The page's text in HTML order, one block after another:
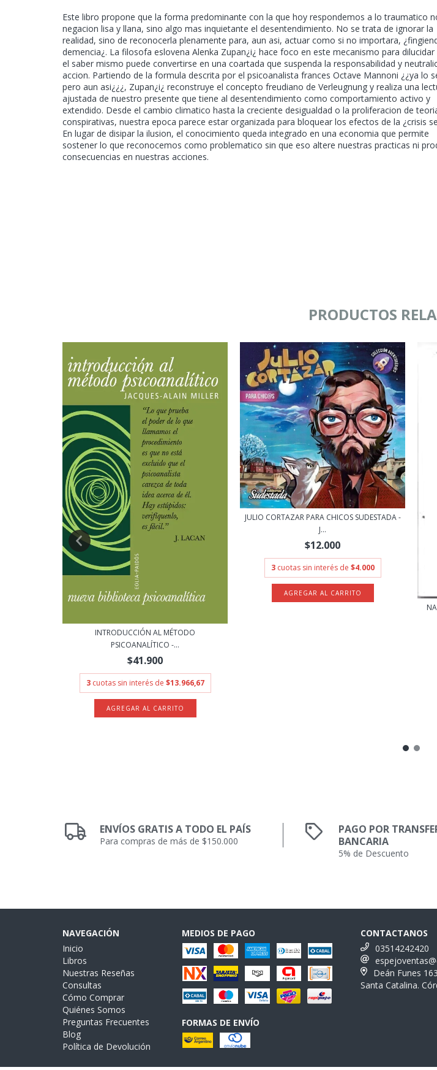
Este libro propone que la forma predominante con la que hoy respondemos a lo traumatico
negacion lisa y llana, sino algo mas inquietante el desentendimiento. No se trata de ignorar la
realidad, sino de reconocerla plenamente para, aun asi, actuar como si no importara,
demencia¿. La filosofa eslovena Alenka Zupan¿i¿ hace foco en este mecanismo para
el saber mismo puede convertirse en una coartada que suspenda la responsabilidad y
accion. Partiendo de la formula descrita por el psicoanalista frances Octave Mannoni ¿¿ya lo
pero aun asi¿¿¿, Zupan¿i¿ reconstruye el concepto freudiano de Verleugnung y realiza una
ajustada de nuestro presente que tiene al desentendimiento como comportamiento activo y
extendido. Desde el cambio climatico hasta la creciente desigualdad o la proliferacion de
conspirativas, nuestra epoca parece estar organizada para bloquear los efectos de la ¿crisis
En lugar de disipar la ilusion, el conocimiento queda integrado en una economia que permite
sostener lo que reconocemos como problematico sin que eso altere nuestras practicas ni
consecuencias en nuestras acciones.
PRODUCTOS
INTRODUCCIÓN AL MÉTODO
PSICOANALÍTICO -...
$41.900
3 cuotas sin interés de $13.966,67
JULIO CORTAZAR PARA CHICOS SUDESTADA -
J...
$12.000
3 cuotas sin interés de $4.000
ENVÍOS GRATIS A TODO EL PAÍS
Para compras de más de $150.000
PAGO POR
BANCARIA
5% de Descuento
NAVEGACIÓN
Inicio
Libros
Nuestras Reseñas
Consultas
Cómo Comprar
Quiénes Somos
Preguntas Frecuentes
Blog
Política de Devolución
MEDIOS DE PAGO
FORMAS DE ENVÍO
CONTACTANOS
03514242420
Deán Funes
Santa Catalina.